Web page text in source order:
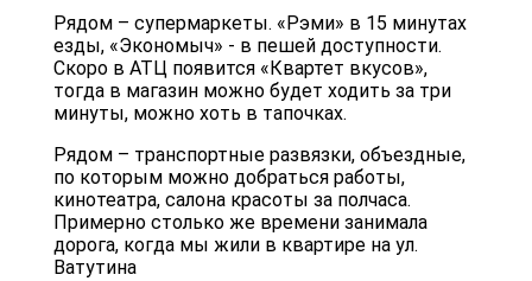
Рядом – супермаркеты. «Рэми» в 15 минутах
езды, «Экономыч» - в пешей доступности.
Скоро в АТЦ появится «Квартет вкусов»,
тогда в магазин можно будет ходить за три
минуты, можно хоть в тапочках.
Рядом – транспортные развязки, объездные,
по которым можно добраться работы,
кинотеатра, салона красоты за полчаса.
Примерно столько же времени занимала
дорога, когда мы жили в квартире на ул.
Ватутина